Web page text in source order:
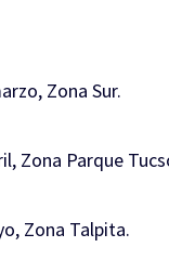
Zona Sur.
Zona Parque
Zona Talpita.